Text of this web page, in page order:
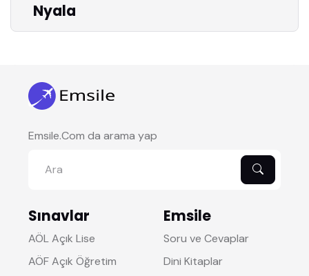
Nyala
Emsile.Com da arama yap
Sınavlar
AÖL Açık Lise
AÖF Açık Öğretim
Emsile
Soru ve Cevaplar
Dini Kitaplar